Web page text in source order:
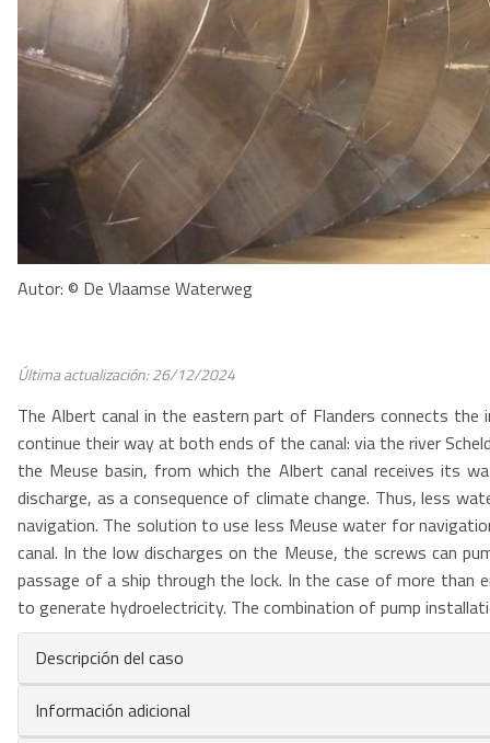
Autor: © De Vlaamse Waterweg
Última actualización: 26/12/2024
The Albert canal in the eastern part of Flanders connects
continue their way at both ends of the canal: via the river
the Meuse basin, from which the Albert canal receives its
discharge, as a consequence of climate change. Thus, less
navigation. The solution to use less Meuse water for
canal. In the low discharges on the Meuse, the screws can
passage of a ship through the lock. In the case of more than
to generate hydroelectricity. The combination of pump
Descripción del caso
Información adicional